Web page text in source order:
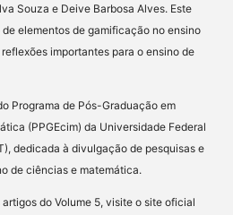
Souza e Deive Barbosa Alves. Este
elementos de gamificação no ensino
importantes para o ensino de
Programa de Pós-Graduação em
(PPGEcim) da Universidade Federal
dedicada à divulgação de pesquisas e
de ciências e matemática.
do Volume 5, visite o site oficial